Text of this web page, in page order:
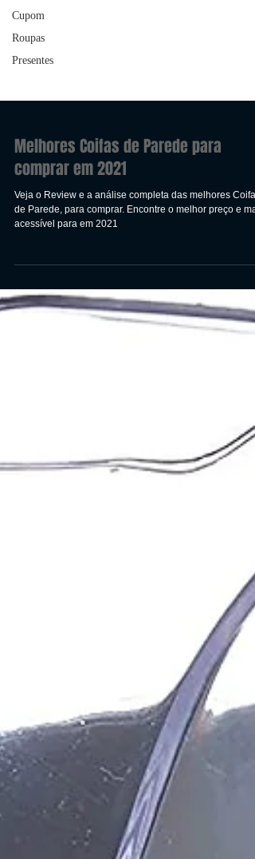
Cupom
Roupas
Presentes
Melhores Coifas de Parede para
comprar em 2021
Veja o Review e a análise completa das melhores Coifas